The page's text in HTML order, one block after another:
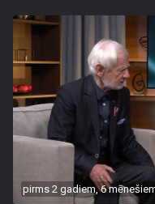
pirms 2 gadiem, 6